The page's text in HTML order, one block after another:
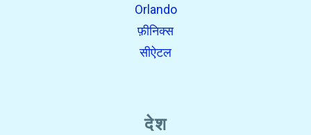
Orlando
फ़ीनिक्स
सीऐटल
देश